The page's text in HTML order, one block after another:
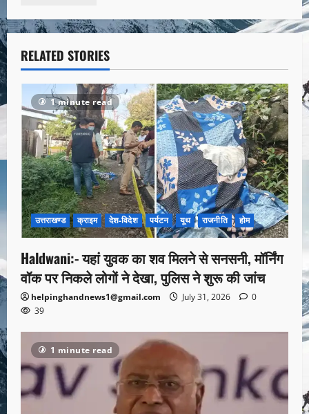
RELATED STORIES
1 minute read
उत्तराखण्ड क्राइम देश-विदेश पर्यटन यूथ राजनीति होम
Haldwani:- यहां युवक का शव मिलने से सनसनी, मॉर्निंग
वॉक पर निकले लोगों ने देखा, पुलिस ने शुरू की जांच
helpinghandnews1@gmail.com July 31, 2026
0
39
1 minute read